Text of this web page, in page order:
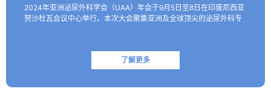
2024年亚洲泌尿外科学会（UAA）年会于9月5日至8日在印度尼西亚
努沙杜瓦会议中心举行。本次大会聚集亚洲及全球顶尖的泌尿外科专
了解更多